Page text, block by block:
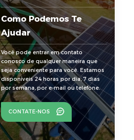
Como Podemos Te
Ajudar
Você pode entrar em contato
conosco de qualquer maneira que
seja conveniente para você. Estamos
disponíveis 24 horas por dia, 7 dias
por semana, por e-mail ou telefone.
CONTATE-NOS